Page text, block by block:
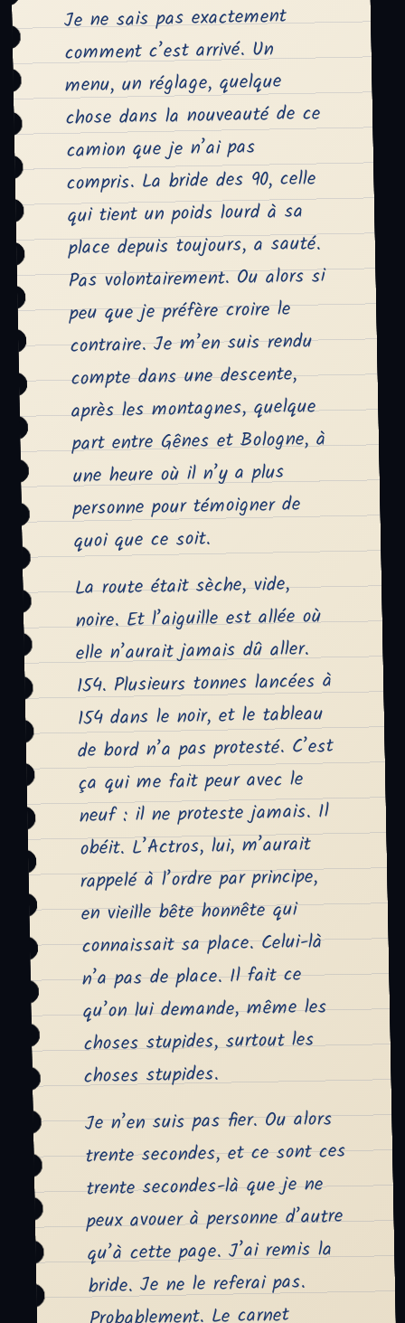
Je ne sais pas exactement
comment c’est arrivé. Un
menu, un réglage, quelque
chose dans la nouveauté de ce
camion que je n’ai pas
compris. La bride des 90, celle
qui tient un poids lourd à sa
place depuis toujours, a sauté.
Pas volontairement. Ou alors si
peu que je préfère croire le
contraire. Je m’en suis rendu
compte dans une descente,
après les montagnes, quelque
part entre Gênes et Bologne, à
une heure où il n’y a plus
personne pour témoigner de
quoi que ce soit.
La route était sèche, vide,
noire. Et l’aiguille est allée où
elle n’aurait jamais dû aller.
154. Plusieurs tonnes lancées à
154 dans le noir, et le tableau
de bord n’a pas protesté. C’est
ça qui me fait peur avec le
neuf : il ne proteste jamais. Il
obéit. L’Actros, lui, m’aurait
rappelé à l’ordre par principe,
en vieille bête honnête qui
connaissait sa place. Celui-là
n’a pas de place. Il fait ce
qu’on lui demande, même les
choses stupides, surtout les
choses stupides.
Je n’en suis pas fier. Ou alors
trente secondes, et ce sont ces
trente secondes-là que je ne
peux avouer à personne d’autre
qu’à cette page. J’ai remis la
bride. Je ne le referai pas.